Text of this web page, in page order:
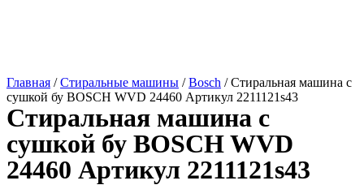
Главная /Стиральные машины /Bosch / Стиральная машина с
сушкой бу BOSCH WVD 24460 Артикул 2211121s43
Стиральная машина с
сушкой бу BOSCH WVD
24460 Артикул 2211121s43